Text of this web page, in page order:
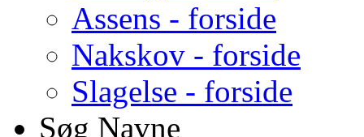
Assens - forside
Nakskov - forside
Slagelse - forside
Søg Navne